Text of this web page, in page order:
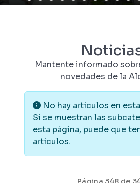
Mantente informado
novedades de la
Información
No hay artículos en
Si se muestran las
esta página, puede que
artículos.